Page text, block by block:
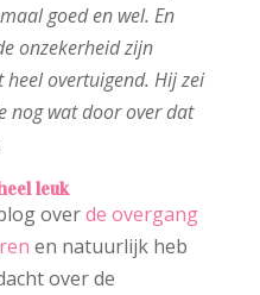
goed en wel. En
onzekerheid zijn
overtuigend. Hij zei
nog wat door over dat
leuk
overde overgang
en natuurlijk heb
over de